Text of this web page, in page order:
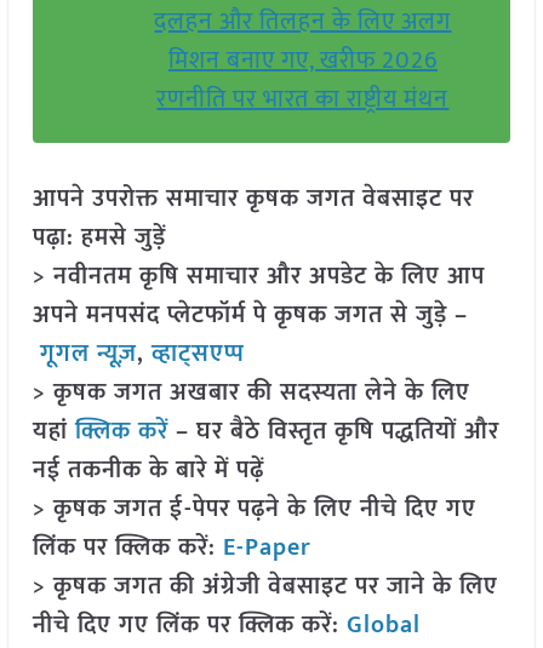
दलहन और तिलहन के लिए अलग
मिशन बनाए गए, खरीफ 2026
रणनीति पर भारत का राष्ट्रीय मंथन
आपने उपरोक्त समाचार कृषक जगत वेबसाइट पर
पढ़ा: हमसे जुड़ें
> नवीनतम कृषि समाचार और अपडेट के लिए आप
अपने मनपसंद प्लेटफॉर्म पे कृषक जगत से जुड़े –
गूगल न्यूज़,व्हाट्सएप्प
> कृषक जगत अखबार की सदस्यता लेने के लिए
यहांक्लिक करें– घर बैठे विस्तृत कृषि पद्धतियों और
नई तकनीक के बारे में पढ़ें
> कृषक जगत ई-पेपर पढ़ने के लिए नीचे दिए गए
लिंक पर क्लिक करें: E-Paper
> कृषक जगत की अंग्रेजी वेबसाइट पर जाने के लिए
नीचे दिए गए लिंक पर क्लिक करें: Global